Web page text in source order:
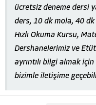
ücretsiz deneme dersi
ders, 10 dk mola, 40
Hızlı Okuma Kursu,
Dershanelerimiz ve
ayrıntılı bilgi almak
bizimle iletişime